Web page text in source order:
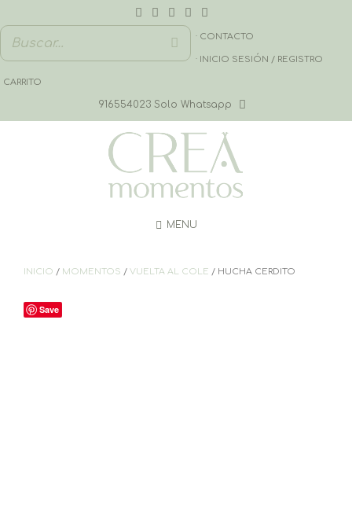
· CONTACTO
· INICIO SESIÓN / REGISTRO
CARRITO
916554023 Solo Whatsapp
MENU
INICIO / MOMENTOS / VUELTA AL COLE / HUCHA CERDITO
Save